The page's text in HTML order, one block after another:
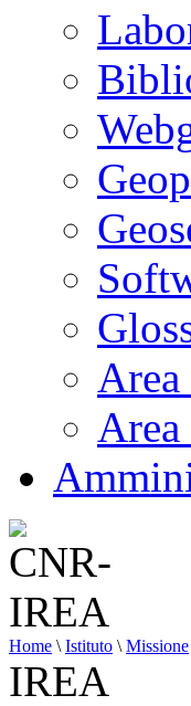
Home \ Istituto \ Missione
IREA